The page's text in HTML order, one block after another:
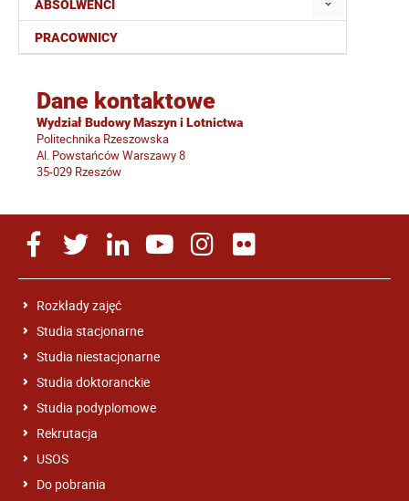
ABSOLWENCI
PRACOWNICY
Dane kontaktowe
Wydział Budowy Maszyn i Lotnictwa
Politechnika Rzeszowska
Al. Powstańców Warszawy 8
35-029 Rzeszów
Rozkłady zajęć
Studia stacjonarne
Studia niestacjonarne
Studia doktoranckie
Studia podyplomowe
Rekrutacja
USOS
Do pobrania